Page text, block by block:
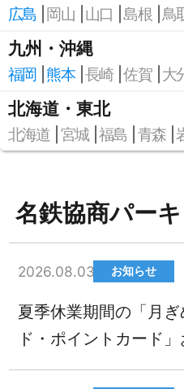
広島 岡山 山口 島根 鳥
九州・沖縄
福岡 熊本 長崎 佐賀 大
北海道・東北
北海道 宮城 福島 青森
名鉄協商パー
2026.08.03 お知らせ
夏季休業期間の「月
ド・ポイントカード